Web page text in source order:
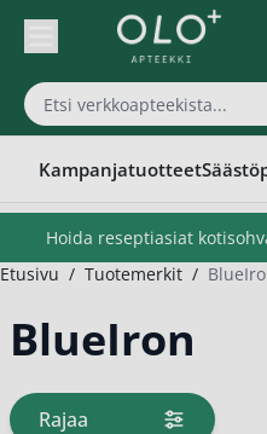
Skip to Content
Kampanjatuotteet
Hoida reseptiasiat
Etusivu / Tuotemerkit /
BlueIron
Rajaa